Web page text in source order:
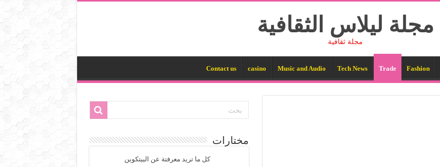
مجلة ليلاس الثقافية
مجلة ثقافية
Fashion
Trade
Tech News
Music and Audio
casino
Contact us
مختارات
كل ما تريد معرفتة عن البيتكوين